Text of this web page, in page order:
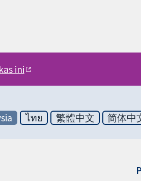
ini
ไทย 繁體中文 简体中